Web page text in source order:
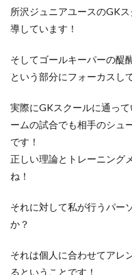
所沢ジュニアユースのGK
導しています！
そしてゴールキーパーの醍
という部分にフォーカスし
実際にGKスクールに通っ
ームの試合でも相手のシュ
です！
正しい理論とトレーニング
ね！
それに対して私が行うパー
か？
それは個人に合わせてアレ
るということです！